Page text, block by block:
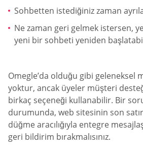
Sohbetten istediğiniz zaman
Ne zaman geri gelmek istersen,
yeni bir sohbeti yeniden
Omegle’da olduğu gibi geleneksel
yoktur, ancak üyeler müşteri
birkaç seçeneği kullanabilir. Bir
durumunda, web sitesinin son
düğme aracılığıyla entegre
geri bildirim bırakmalısınız.